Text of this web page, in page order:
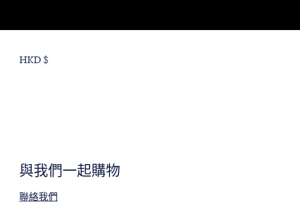
HKD $
與我們一起購物
聯絡我們